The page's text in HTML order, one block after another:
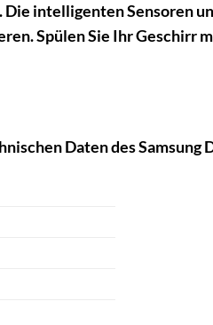
intelligenten Sensoren
Spülen Sie Ihr Geschirr
Daten des Samsung